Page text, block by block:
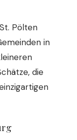
Pölten
in
die